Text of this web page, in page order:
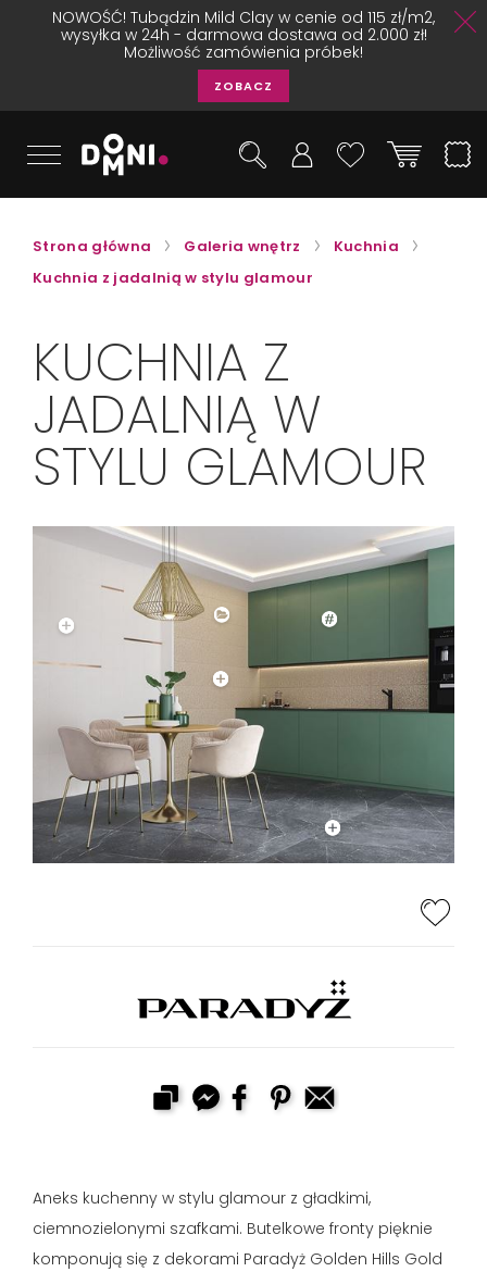
NOWOŚĆ! Tubądzin Mild Clay w cenie od 115 zł/m2,
wysyłka w 24h - darmowa dostawa od 2.000 zł!
Możliwość zamówienia próbek!
ZOBACZ
Strona główna Galeria wnętrz
Kuchnia
Kuchnia z jadalnią w stylu glamour
KUCHNIA Z
JADALNIĄ W
STYLU GLAMOUR
Aneks kuchenny w stylu glamour z gładkimi,
ciemnozielonymi szafkami. Butelkowe fronty pięknie
komponują się z dekorami Paradyż Golden Hills Gold